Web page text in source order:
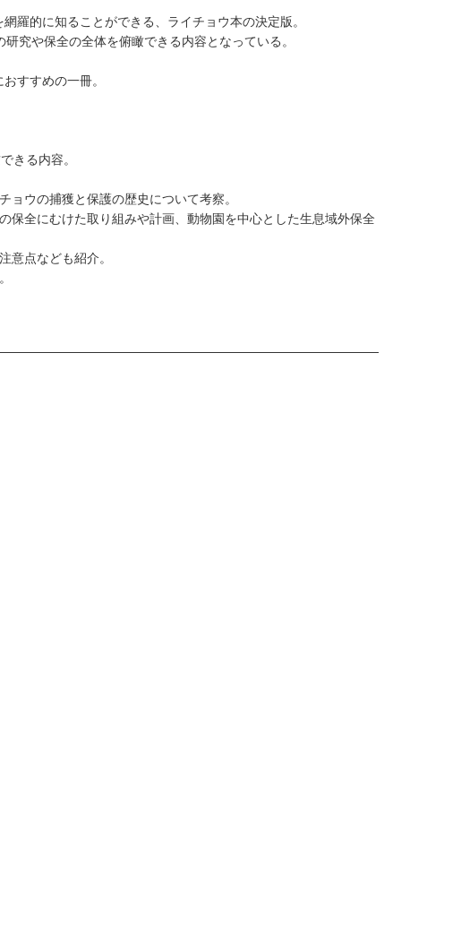
羅的に知ることができる、ライチョウ本の決定版。
究や保全の全体を俯瞰できる内容となっている。
すすめの一冊。
きる内容。
ウの捕獲と保護の歴史について考察。
保全にむけた取り組みや計画、動物園を中心とした生息域外保全
意点なども紹介。